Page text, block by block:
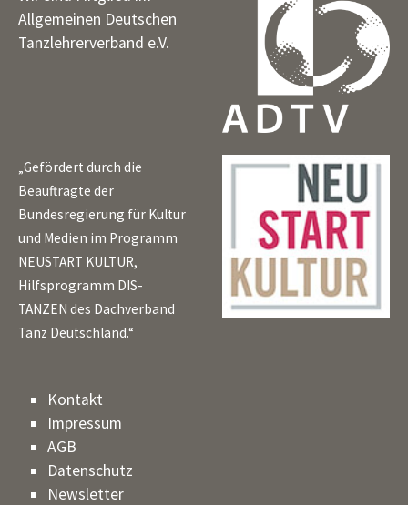
Allgemeinen Deutschen
Tanzlehrerverband e.V.
„Gefördert durch die
Beauftragte der
Bundesregierung für Kultur
und Medien im Programm
NEUSTART KULTUR,
Hilfsprogramm DIS-
TANZEN des Dachverband
Tanz Deutschland.“
Kontakt
Impressum
AGB
Datenschutz
Newsletter